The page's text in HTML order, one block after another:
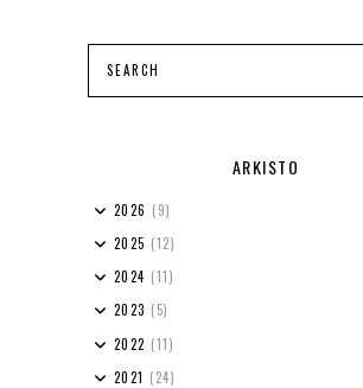
ARKISTO
2026 (9)
2025 (12)
2024 (11)
2023 (5)
2022 (11)
2021 (24)